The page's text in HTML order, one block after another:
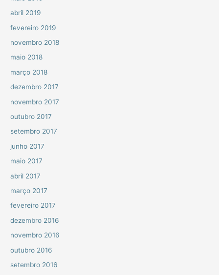
abril 2019
fevereiro 2019
novembro 2018
maio 2018
março 2018
dezembro 2017
novembro 2017
outubro 2017
setembro 2017
junho 2017
maio 2017
abril 2017
março 2017
fevereiro 2017
dezembro 2016
novembro 2016
outubro 2016
setembro 2016